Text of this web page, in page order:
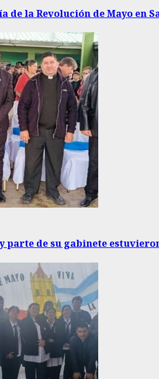
de la Revolución de Mayo en
parte de su gabinete